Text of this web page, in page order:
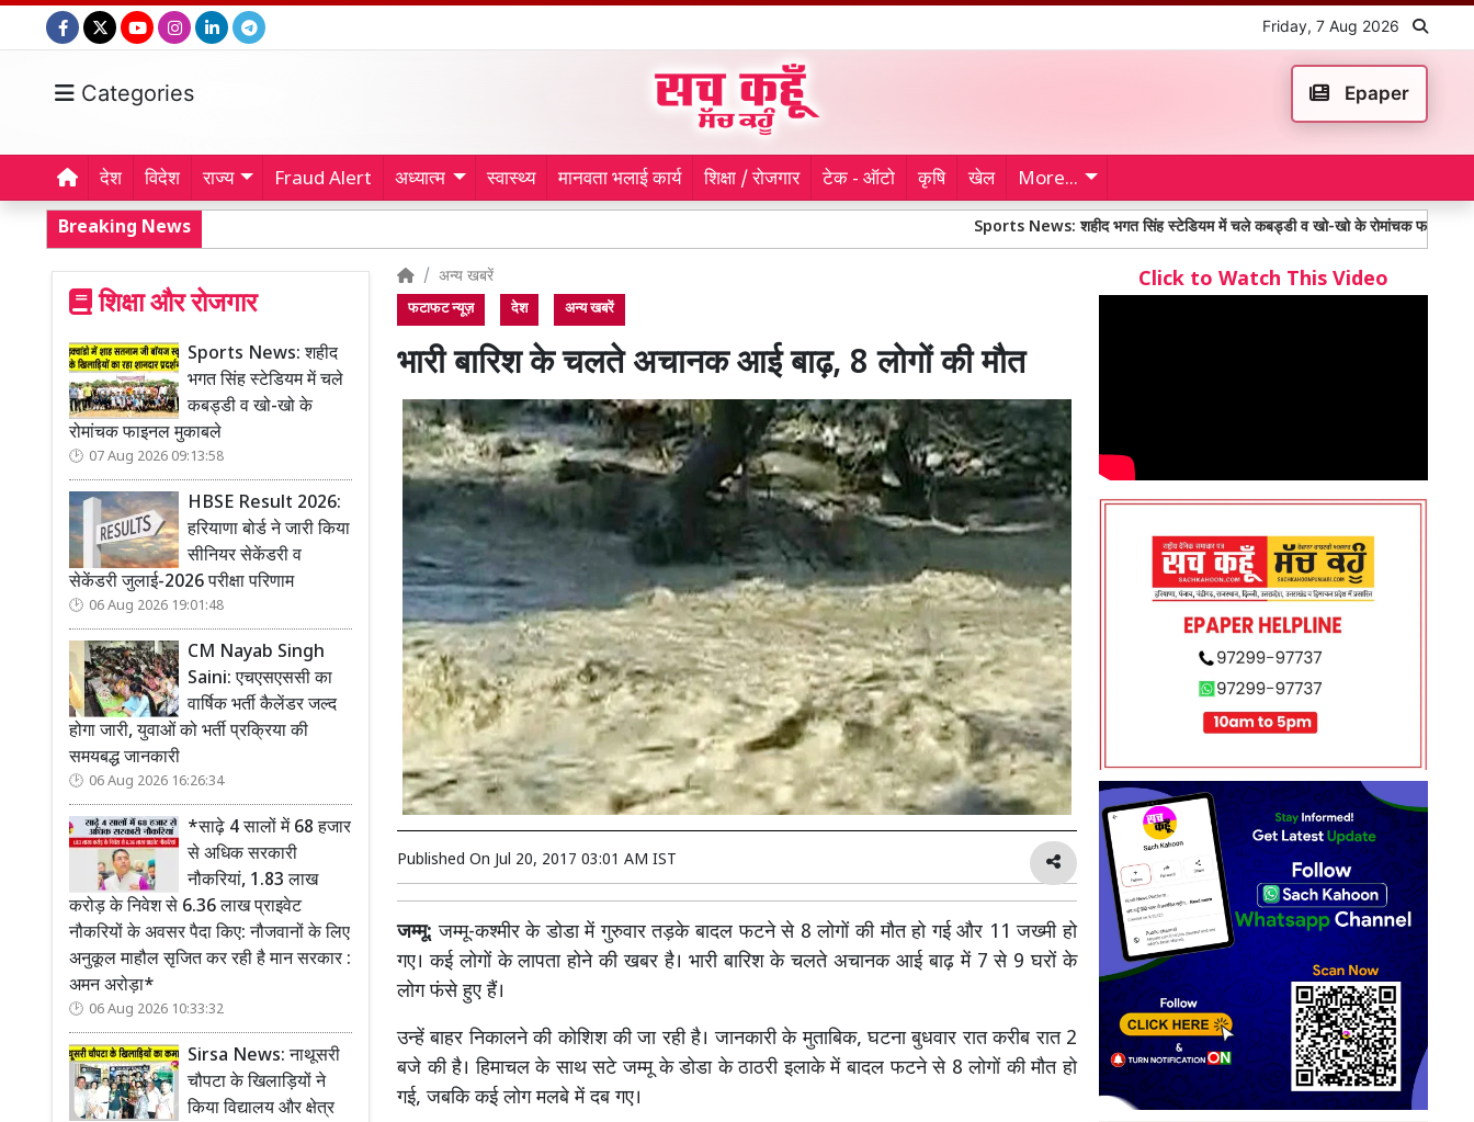
Friday, 7 Aug 2026
Categories Epaper
देश विदेश राज्य Fraud Alert अध्यात्म स्वास्थ्य मानवता भलाई कार्य शिक्षा / रोजगार टेक - ऑटो कृषि खेल More...
Breaking News Sports News: शहीद भगत सिंह स्टेडियम में चले कबड्डी व खो-खो के रोमांचक फाइनल मुकाबले
शिक्षा और रोजगार
Sports News: शहीद
भगत सिंह स्टेडियम में चले
कबड्डी व खो-खो के
रोमांचक फाइनल मुकाबले
07 Aug 2026 09:13:58
HBSE Result 2026:
हरियाणा बोर्ड ने जारी किया
सीनियर सेकेंडरी व
सेकेंडरी जुलाई-2026 परीक्षा परिणाम
06 Aug 2026 19:01:48
CM Nayab Singh
Saini: एचएसएससी का
वार्षिक भर्ती कैलेंडर जल्द
होगा जारी, युवाओं को भर्ती प्रक्रिया की
समयबद्ध जानकारी
06 Aug 2026 16:26:34
*साढ़े 4 सालों में 68 हजार
से अधिक सरकारी
नौकरियां, 1.83 लाख
करोड़ के निवेश से 6.36 लाख प्राइवेट
नौकरियों के अवसर पैदा किए: नौजवानों के लिए
अनुकूल माहौल सृजित कर रही है मान सरकार :
अमन अरोड़ा*
06 Aug 2026 10:33:32
Sirsa News: नाथूसरी
चौपटा के खिलाड़ियों ने
किया विद्यालय और क्षेत्र
अन्य खबरें
फटाफट न्यूज़ देश अन्य खबरें
भारी बारिश के चलते अचानक आई बाढ़, 8 लोगों की मौत
Published On Jul 20, 2017 03:01 AM IST
जम्मू: जम्मू-कश्मीर के डोडा में गुरुवार तड़के बादल फटने से 8 लोगों की मौत हो गई और 11 जख्मी हो
गए। कई लोगों के लापता होने की खबर है। भारी बारिश के चलते अचानक आई बाढ़ में 7 से 9 घरों के
लोग फंसे हुए हैं।
उन्हें बाहर निकालने की कोशिश की जा रही है। जानकारी के मुताबिक, घटना बुधवार रात करीब रात 2
बजे की है। हिमाचल के साथ सटे जम्मू के डोडा के ठाठरी इलाके में बादल फटने से 8 लोगों की मौत हो
गई, जबकि कई लोग मलबे में दब गए।
Click to Watch This Video